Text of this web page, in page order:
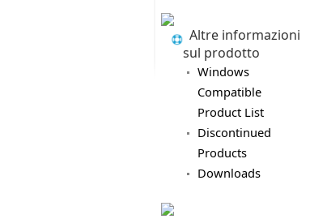
Altre informazioni
sul prodotto
Windows
Compatible
Product List
Discontinued
Products
Downloads